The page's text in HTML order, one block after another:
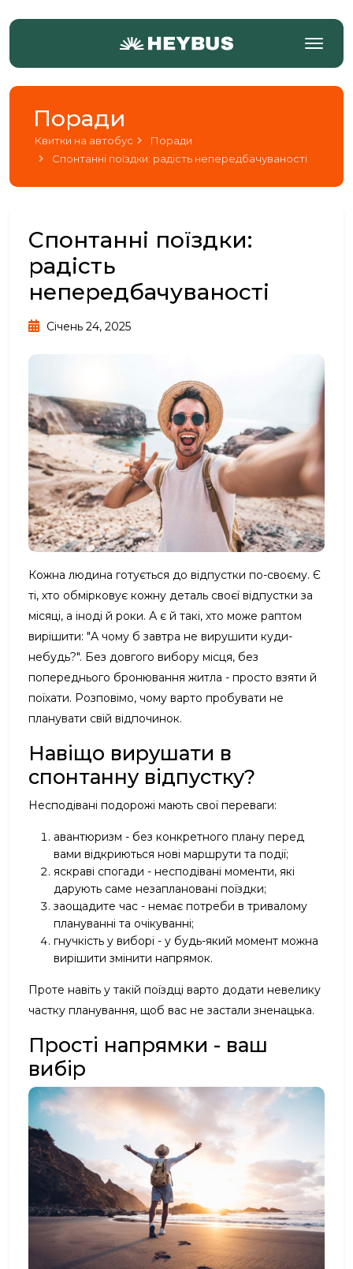
Поради
Квитки на автобус
Поради
Спонтанні поїздки: радість непередбачуваності
Спонтанні поїздки:
радість
непередбачуваності
Січень 24, 2025
Кожна людина готується до відпустки по-своєму. Є
ті, хто обмірковує кожну деталь своєї відпустки за
місяці, а іноді й роки. А є й такі, хто може раптом
вирішити: "А чому б завтра не вирушити куди-
небудь?". Без довгого вибору місця, без
попереднього бронювання житла - просто взяти й
поїхати. Розповімо, чому варто пробувати не
планувати свій відпочинок.
Навіщо вирушати в
спонтанну відпустку?
Несподівані подорожі мають свої переваги:
авантюризм - без конкретного плану перед
вами відкриються нові маршрути та події;
яскраві спогади - несподівані моменти, які
дарують саме незаплановані поїздки;
заощадите час - немає потреби в тривалому
плануванні та очікуванні;
гнучкість у виборі - у будь-який момент можна
вирішити змінити напрямок.
Проте навіть у такій поїздці варто додати невелику
частку планування, щоб вас не застали зненацька.
Прості напрямки - ваш
вибір